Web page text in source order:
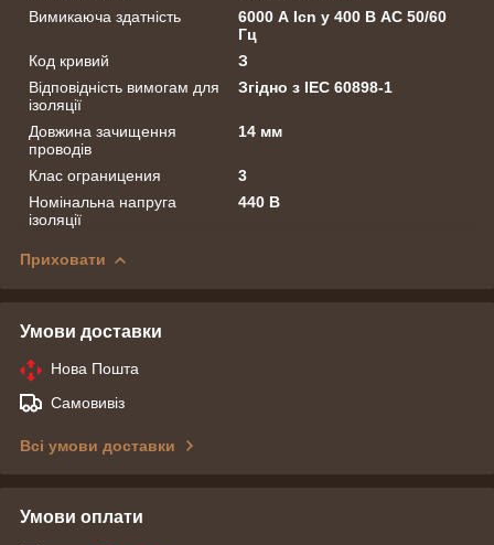
Вимикаюча здатність
6000 А Icn у 400 В АС 50/60
Гц
Код кривий
З
Відповідність вимогам для
ізоляції
Згідно з IEC 60898-1
Довжина зачищення
проводів
14 мм
Клас ограницения
3
Номінальна напруга
ізоляції
440 В
Приховати
Умови доставки
Нова Пошта
Самовивіз
Всі умови доставки
Умови оплати